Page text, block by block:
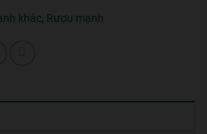
khác, Rượu mạnh